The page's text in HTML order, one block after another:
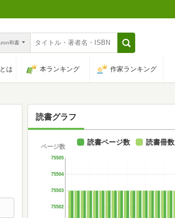
和書
は 本ランキング 作家ランキング
読書グラフ
75502
75503
75504
75505
ページ数
読書ページ数 読書冊数